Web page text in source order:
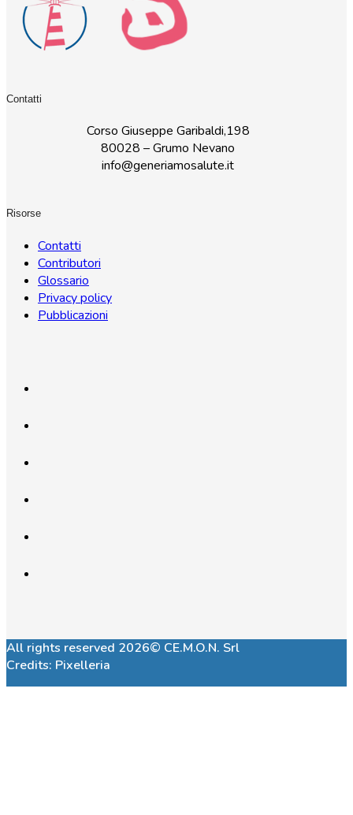
Contatti
Corso Giuseppe Garibaldi,198
80028 – Grumo Nevano
info@generiamosalute.it
Risorse
Contatti
Contributori
Glossario
Privacy policy
Pubblicazioni
All rights reserved 2026© CE.M.O.N. Srl
Credits: Pixelleria